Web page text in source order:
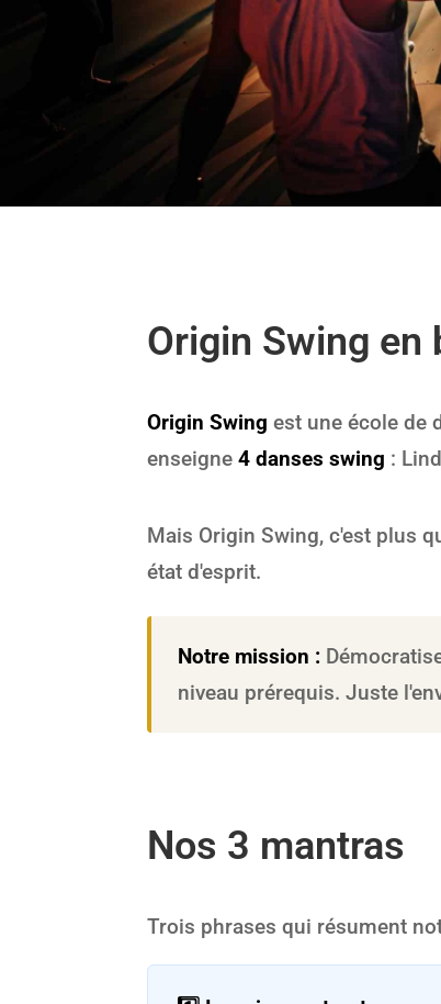
Origin Swing en
Origin Swing est une école de
enseigne4 danses swing :
Mais Origin Swing, c'est plus
état d'esprit.
Notre mission :
niveau prérequis. Juste
Nos 3 mantras
Trois phrases qui résument